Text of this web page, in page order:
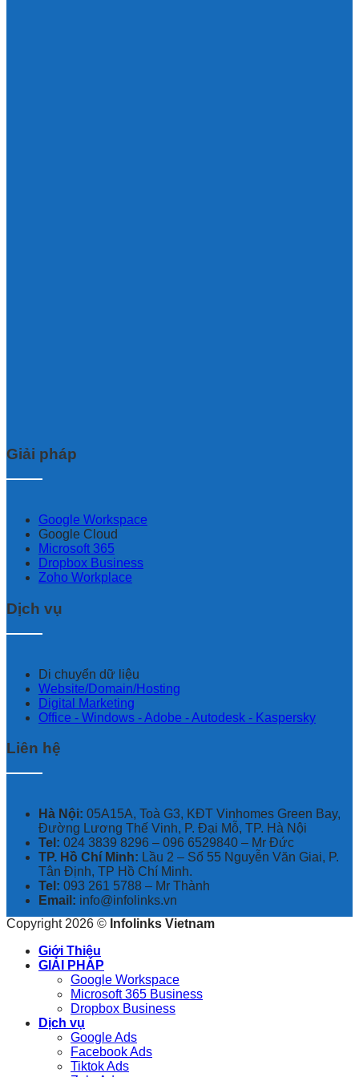
Giải pháp
Google Workspace
Google Cloud
Microsoft 365
Dropbox Business
Zoho Workplace
Dịch vụ
Di chuyển dữ liệu
Website/Domain/Hosting
Digital Marketing
Office - Windows - Adobe - Autodesk - Kaspersky
Liên hệ
Hà Nội: 05A15A, Toà G3, KĐT Vinhomes Green Bay,
Đường Lương Thế Vinh, P. Đại Mỗ, TP. Hà Nội
Tel: 024 3839 8296 – ‭096 6529840‬ – Mr Đức
TP. Hồ Chí Minh: Lầu 2 – Số 55 Nguyễn Văn Giai, P.
Tân Định, TP Hồ Chí Minh.
Tel: 093 261 5788 – Mr Thành
Email: info@infolinks.vn
Copyright 2026 © Infolinks Vietnam
Giới Thiệu
GIẢI PHÁP
Google Workspace
Microsoft 365 Business
Dropbox Business
Dịch vụ
Google Ads
Facebook Ads
Tiktok Ads